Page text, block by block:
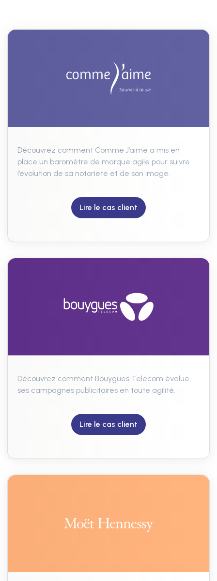
Découvrez comment Comme J’aime a mis en
place un baromètre de marque agile pour suivre
l’évolution de sa notoriété et de son image.
Lire le cas client
Découvrez comment Bouygues Telecom évalue
ses campagnes publicitaires en toute agilité.
Lire le cas client